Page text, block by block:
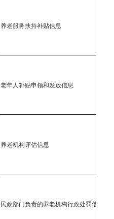
养老服务扶持补贴信息
老年人补贴申领和发放信息
养老机构评估信息
民政部门负责的养老机构行政处罚信息